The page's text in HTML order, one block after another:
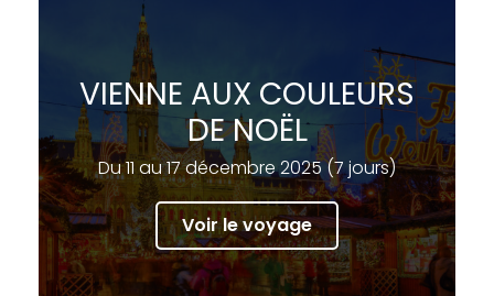
VIENNE AUX COULEURS
DE NOËL
Du 11 au 17 décembre 2025 (7 jours)
Voir le voyage